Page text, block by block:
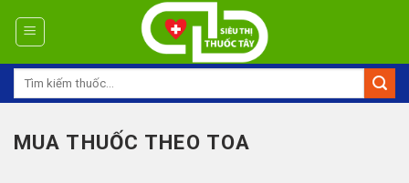
Tìm
MUA THUỐC THEO TOA